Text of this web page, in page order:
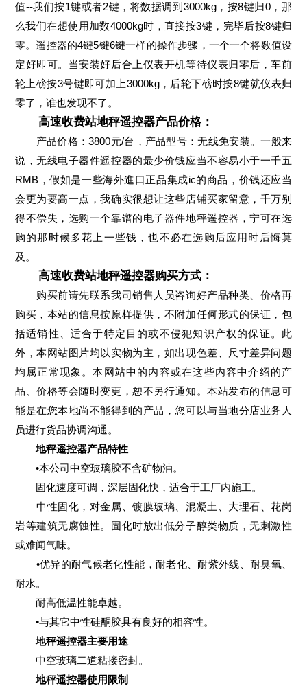
值--我们按1键或者2键，将数据调到3000kg，按8键归0，那
么我们在想使用加数4000kg时，直接按3键，完毕后按8键归
零。遥控器的4键5键6键一样的操作步骤，一个一个将数值设
定好即可。当安装好后合上仪表开机等待仪表归零后，车前
轮上磅按3号键即可加上3000kg，后轮下磅时按8键就仪表归
零了，谁也发现不了。
高速收费站地秤遥控器产品价格：
产品价格：3800元/台，产品型号：无线免安装。一般来
说，无线电子器件遥控器的最少价钱应当不容易小于一千五
RMB，假如是一些海外進口正品集成ic的商品，价钱还应当
会更为要高一点，我确实很想让这些店铺买家留意，千万别
得不偿失，选购一个靠谱的电子器件地秤遥控器，宁可在选
购的那时候多花上一些钱，也不必在选购后应用时后悔莫
及。
高速收费站地秤遥控器购买方式：
购买前请先联系我司销售人员咨询好产品种类、价格再
购买，本站的信息按原样提供，不附加任何形式的保证，包
括适销性、适合于特定目的或不侵犯知识产权的保证。此
外，本网站图片均以实物为主，如出现色差、尺寸差异问题
均属正常现象。本网站中的内容或在这些内容中介绍的产
品、价格等会随时变更，恕不另行通知。本站发布的信息可
能是在您本地尚不能得到的产品，您可以与当地分店业务人
员进行货品协调沟通。
地秤遥控器产品特性
•本公司中空玻璃胶不含矿物油。
固化速度可调，深层固化快，适合于工厂内施工。
中性固化，对金属、镀膜玻璃、混凝土、大理石、花岗
岩等建筑无腐蚀性。固化时放出低分子醇类物质，无刺激性
或难闻气味。
•优异的耐气候老化性能，耐老化、耐紫外线、耐臭氧、
耐水。
耐高低温性能卓越。
•与其它中性硅酮胶具有良好的相容性。
地秤遥控器主要用途
中空玻璃二道粘接密封。
地秤遥控器使用限制